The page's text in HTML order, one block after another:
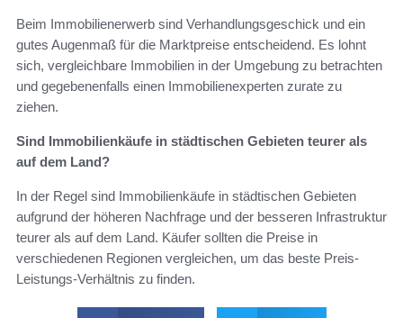
Beim Immobilienerwerb sind Verhandlungsgeschick und ein
gutes Augenmaß für die Marktpreise entscheidend. Es lohnt
sich, vergleichbare Immobilien in der Umgebung zu betrachten
und gegebenenfalls einen Immobilienexperten zurate zu
ziehen.
Sind Immobilienkäufe in städtischen Gebieten teurer als
auf dem Land?
In der Regel sind Immobilienkäufe in städtischen Gebieten
aufgrund der höheren Nachfrage und der besseren Infrastruktur
teurer als auf dem Land. Käufer sollten die Preise in
verschiedenen Regionen vergleichen, um das beste Preis-
Leistungs-Verhältnis zu finden.